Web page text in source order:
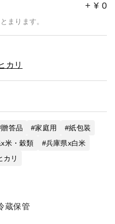
+ ¥ 0
まります。
カリ
贈答品 家庭用
紙包装
米・穀類
兵庫県x白米
カリ
蔵保管